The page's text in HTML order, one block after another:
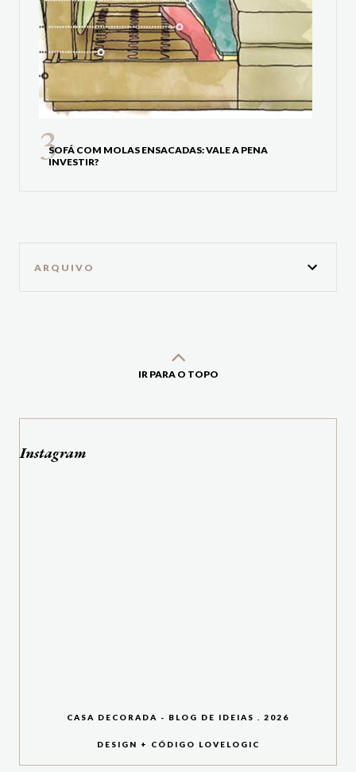
SOFÁ COM MOLAS ENSACADAS: VALE A PENA
INVESTIR?
ARQUIVO
IR PARA O TOPO
Instagram
CASA DECORADA - BLOG DE IDEIAS 2026
DESIGN + CÓDIGO LOVELOGIC